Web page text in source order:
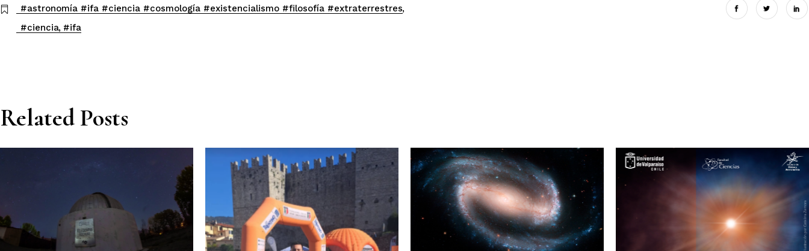
#astronomía #ifa #ciencia #cosmología #existencialismo #filosofía #extraterrestres
#ciencia #ifa
Related Posts